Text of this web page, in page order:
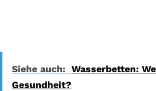
Siehe auch: Wasserbetten:
Gesundheit?